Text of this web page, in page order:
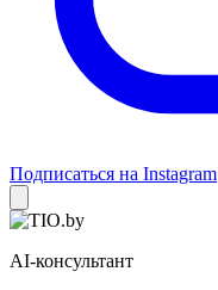
Подписаться на Instagram
AI-консультант